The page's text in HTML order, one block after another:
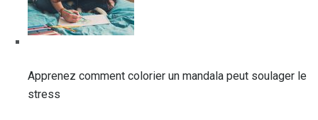
Apprenez comment colorier un mandala peut soulager le
stress